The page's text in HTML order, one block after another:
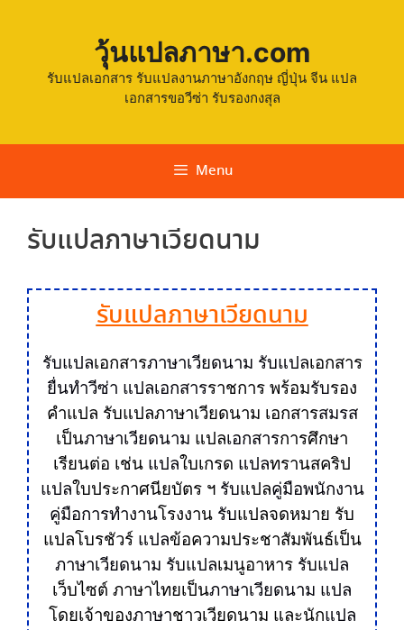
วุ้นแปลภาษา.com
รับแปลเอกสาร รับแปลงานภาษาอังกฤษ ญี่ปุ่น จีน แปล
เอกสารขอวีซ่า รับรองกงสุล
Menu
รับแปลภาษาเวียดนาม
รับแปลภาษาเวียดนาม
รับแปลเอกสารภาษาเวียดนาม รับแปลเอกสาร
ยื่นทำวีซ่า แปลเอกสารราชการ พร้อมรับรอง
คำแปล รับแปลภาษาเวียดนาม เอกสารสมรส
เป็นภาษาเวียดนาม แปลเอกสารการศึกษา
เรียนต่อ เช่น แปลใบเกรด แปลทรานสคริป
แปลใบประกาศนียบัตร ฯ รับแปลคู่มือพนักงาน
คู่มือการทำงานโรงงาน รับแปลจดหมาย รับ
แปลโบรชัวร์ แปลข้อความประชาสัมพันธ์เป็น
ภาษาเวียดนาม รับแปลเมนูอาหาร รับแปล
เว็บไซต์ ภาษาไทยเป็นภาษาเวียดนาม แปล
โดยเจ้าของภาษาชาวเวียดนาม และนักแปล